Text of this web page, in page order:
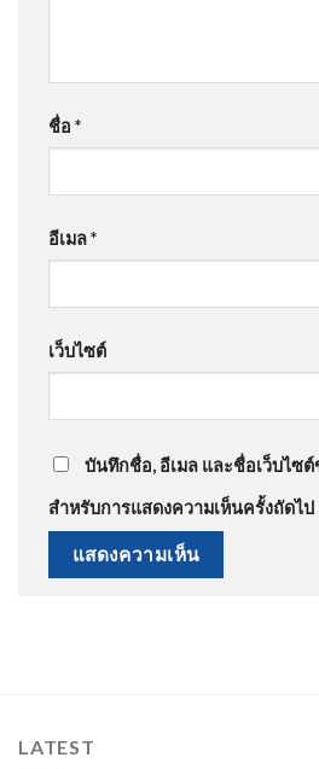
ชื่อ *
อีเมล*
เว็บไซต์
บันทึกชื่อ, อีเมล และชื่อเว็บไซ
สำหรับการแสดงความเห็นครั้งถัดไป
LATEST